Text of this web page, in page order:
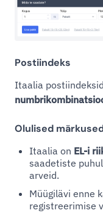
Postiindeks
Itaalia
Olulised
Itaalia on EL-i
saadetiste
arveid.
Müügilävi enne
registreerimise